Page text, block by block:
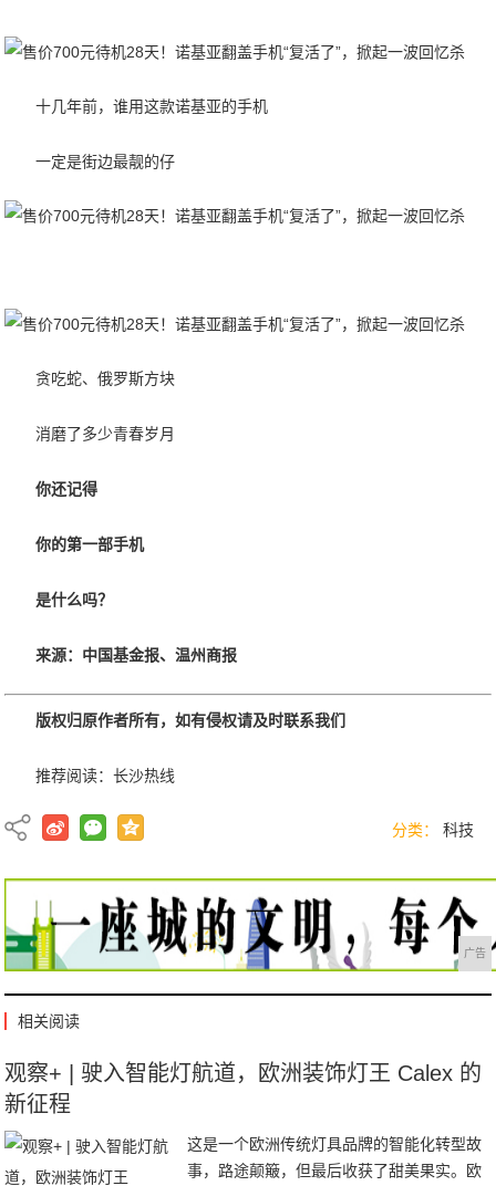
十几年前，谁用这款诺基亚的手机
一定是街边最靓的仔
贪吃蛇、俄罗斯方块
消磨了多少青春岁月
你还记得
你的第一部手机
是什么吗？
来源：中国基金报、温州商报
版权归原作者所有，如有侵权请及时联系我们
推荐阅读：长沙热线
分类： 科技
广告
相关阅读
观察+ | 驶入智能灯航道，欧洲装饰灯王 Calex 的
新征程
这是一个欧洲传统灯具品牌的智能化转型故
事，路途颠簸，但最后收获了甜美果实。欧